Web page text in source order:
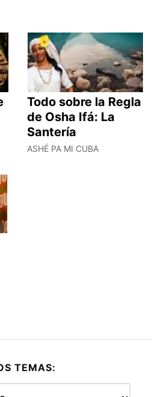
Todo sobre la Regla
de Osha Ifá: La
Santería
ASHÉ PA MI CUBA
TEMAS: